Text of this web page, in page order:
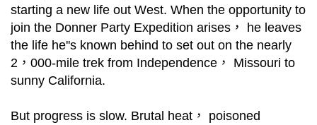
starting a new life out West. When the opportunity to
join the Donner Party Expedition arises， he leaves
the life he''s known behind to set out on the nearly
2，000-mile trek from Independence， Missouri to
sunny California.
But progress is slow. Brutal heat， poisoned